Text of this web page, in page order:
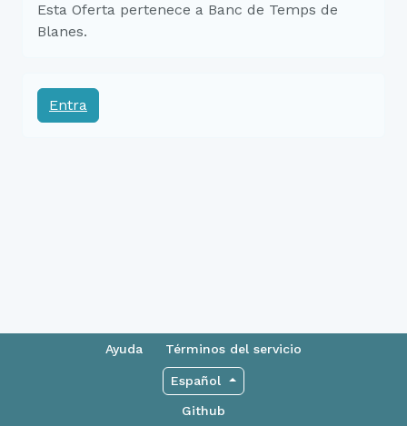
Esta Oferta pertenece a Banc de Temps de
Blanes.
Entra
Ayuda Términos del servicio
Español
Github